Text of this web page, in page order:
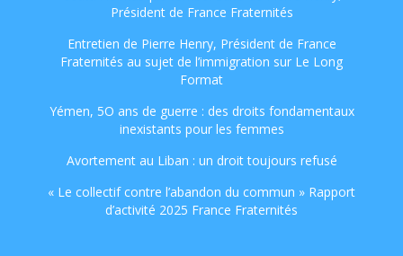
Président de France Fraternités
Entretien de Pierre Henry, Président de France
Fraternités au sujet de l’immigration sur Le Long
Format
Yémen, 5O ans de guerre : des droits fondamentaux
inexistants pour les femmes
Avortement au Liban : un droit toujours refusé
« Le collectif contre l’abandon du commun » Rapport
d’activité 2025 France Fraternités